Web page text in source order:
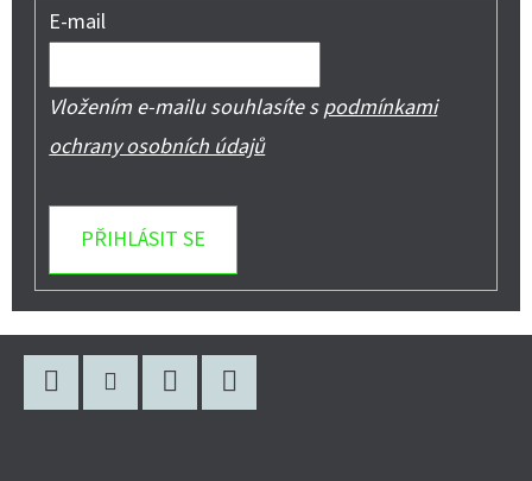
E-mail
Vložením e-mailu souhlasíte spodmínkami
ochrany osobních údajů
PŘIHLÁSIT SE